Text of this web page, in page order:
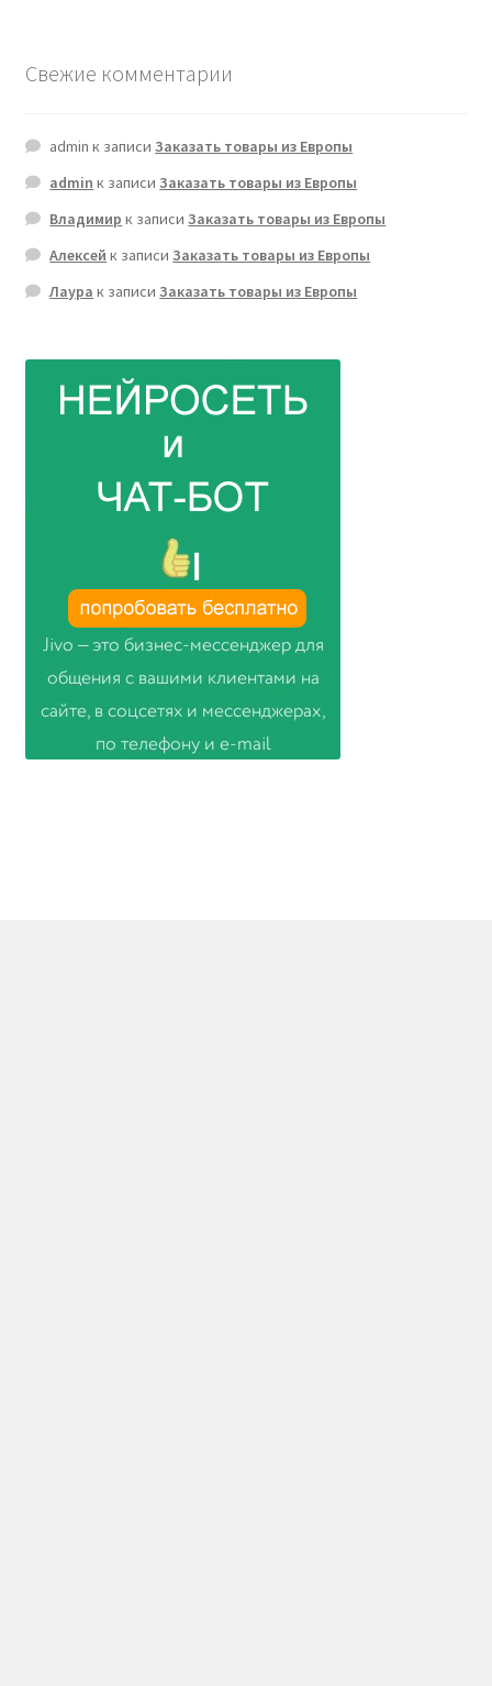
Свежие комментарии
admin к записиЗаказать товары из Европы
admin к записиЗаказать товары из Европы
Владимир к записиЗаказать товары из Европы
Алексей к записиЗаказать товары из Европы
Лаура к записиЗаказать товары из Европы